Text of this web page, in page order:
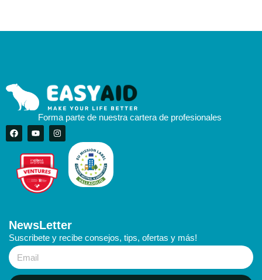
Forma parte de nuestra cartera de profesionales
NewsLetter
Suscribete y recibe consejos, tips, ofertas y más!